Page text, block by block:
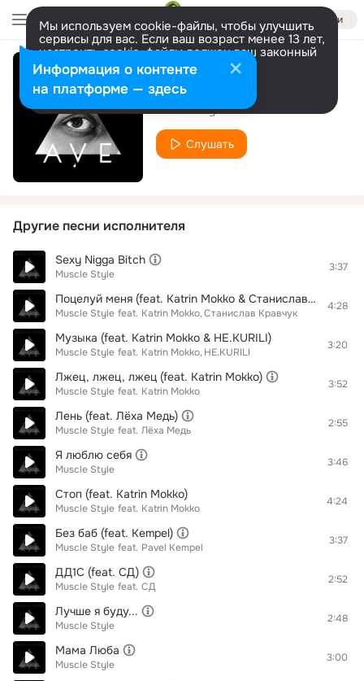
Войти
Мы используем cookie-файлы, чтобы улучшить
сервисы для вас. Если ваш возраст менее 13 лет,
настроить cookie-файлы должен ваш законный
представитель. Больше информации
Разрешить все Настроить
Инна
Muscle Style
Слушать
Другие песни исполнителя
Sexy Nigga Bitch
Muscle Style
3:37
Поцелуй меня (feat. Katrin Mokko & Станислав Кравчук)
Muscle Style feat. Katrin Mokko Станислав Кравчук
4:28
Музыка (feat. Katrin Mokko & НЕ.KURILI)
Muscle Style feat. Katrin Mokko НЕ.KURILI
3:20
Лжец, лжец, лжец (feat. Katrin Mokko)
Muscle Style feat. Katrin Mokko
3:52
Лень (feat. Лёха Медь)
Muscle Style feat. Лёха Медь
2:55
Я люблю себя
Muscle Style
3:46
Стоп (feat. Katrin Mokko)
Muscle Style feat. Katrin Mokko
4:24
Без баб (feat. Kempel)
Muscle Style feat. Pavel Kempel
3:37
ДД1С (feat. СД)
Muscle Style feat. СД
2:52
Лучше я буду...
Muscle Style
2:48
Мама Люба
Muscle Style
3:00
Информация о контенте
на платформе — здесь